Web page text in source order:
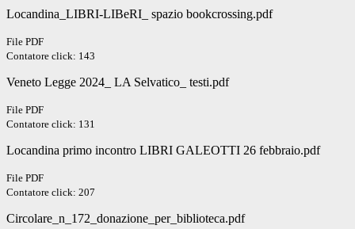
Locandina_LIBRI-LIBeRI_ spazio bookcrossing.pdf
File PDF
Contatore click: 143
Veneto Legge 2024_ LA Selvatico_ testi.pdf
File PDF
Contatore click: 131
Locandina primo incontro LIBRI GALEOTTI 26 febbraio.pdf
File PDF
Contatore click: 207
Circolare_n_172_donazione_per_biblioteca.pdf